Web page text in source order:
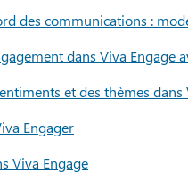
des communications :
dans Viva Engage
et des thèmes dans
Engager
Viva Engage